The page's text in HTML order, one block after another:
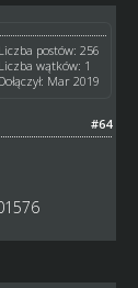
Liczba postów: 256
Liczba wątków: 1
Dołączył: Mar 2019
#64